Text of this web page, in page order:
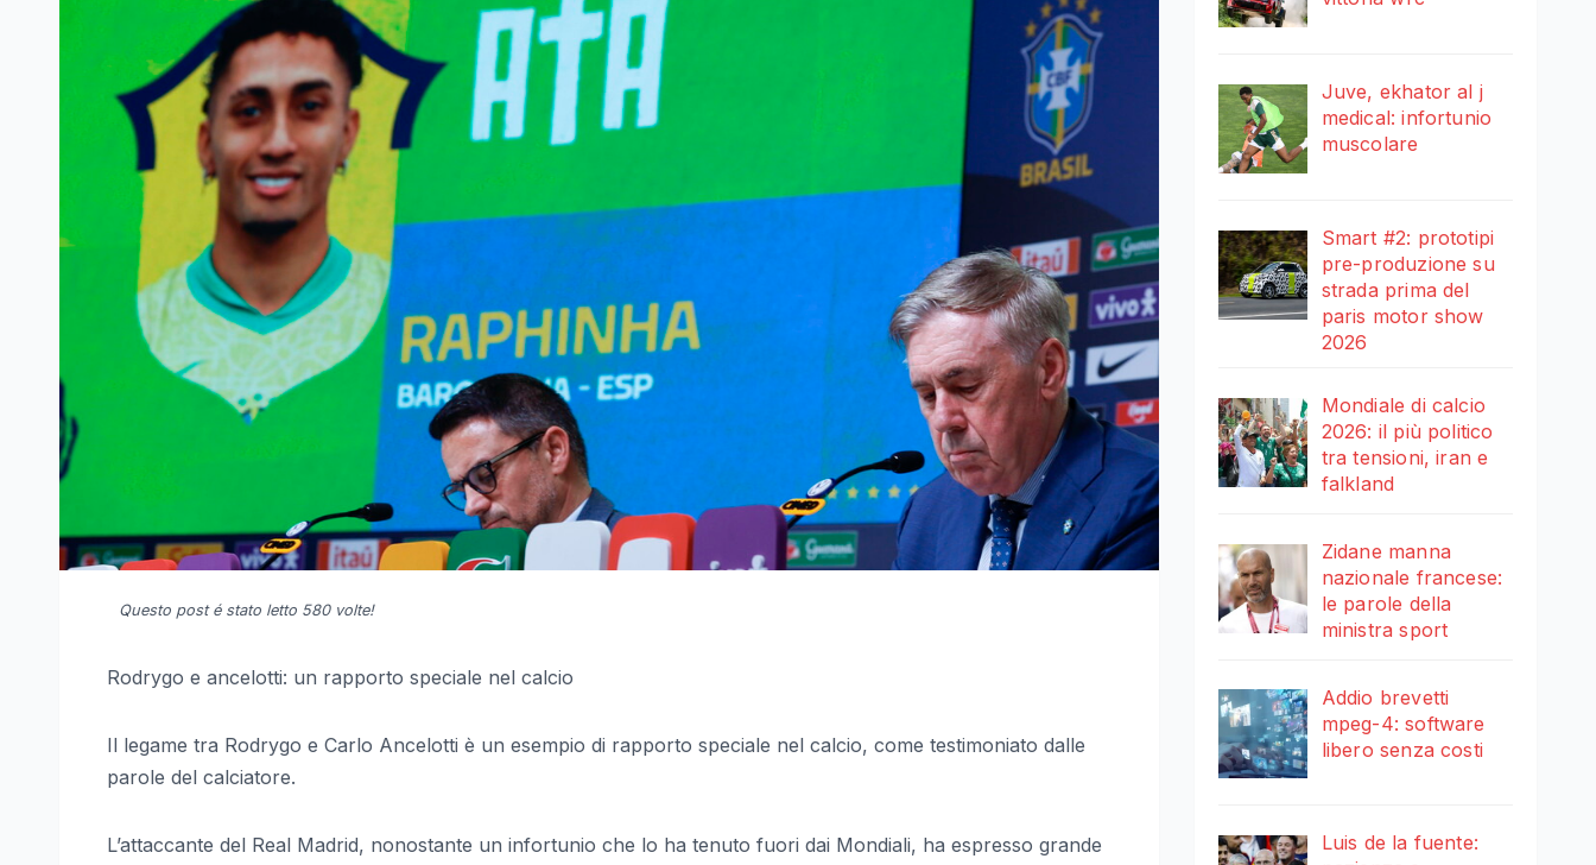
Questo post é stato letto 580 volte!
Rodrygo e ancelotti: un rapporto speciale nel calcio
Il legame tra Rodrygo e Carlo Ancelotti è un esempio di rapporto speciale nel calcio, come testimoniato dalle
parole del calciatore.
L’attaccante del Real Madrid, nonostante un infortunio che lo ha tenuto fuori dai Mondiali, ha espresso grande
Juve, ekhator al j
medical: infortunio
muscolare
Smart #2: prototipi
pre-produzione su
strada prima del
paris motor show
2026
Mondiale di calcio
2026: il più politico
tra tensioni, iran e
falkland
Zidane manna
nazionale francese:
le parole della
ministra sport
Addio brevetti
mpeg-4: software
libero senza costi
Luis de la fuente: